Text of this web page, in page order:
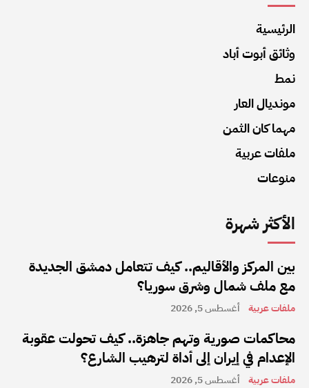
الرئيسية
وثائق أبوت أباد
نمط
مونديال العار
مهما كان الثمن
ملفات عربية
منوعات
الأكثر شهرة
بين المركز والأقاليم.. كيف تتعامل دمشق الجديدة
مع ملف شمال وشرق سوريا؟
ملفات عربية أغسطس 5, 2026
محاكمات صورية وتهم جاهزة.. كيف تحولت عقوبة
الإعدام في إيران إلى أداة لترهيب الشارع؟
ملفات عربية أغسطس 5, 2026